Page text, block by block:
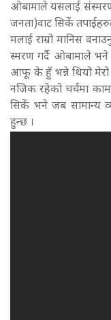
ओबामाले यसलाई
जनता)वाट सिकें तपाईहरुले
मलाई राम्रो मानिस
स्मरण गर्दै ओबामाले
आफू के हुँ भन्ने थियो मेरो
नजिक रहेको चर्चमा
सिकें भने जब सामान्य
हुन्छ ।